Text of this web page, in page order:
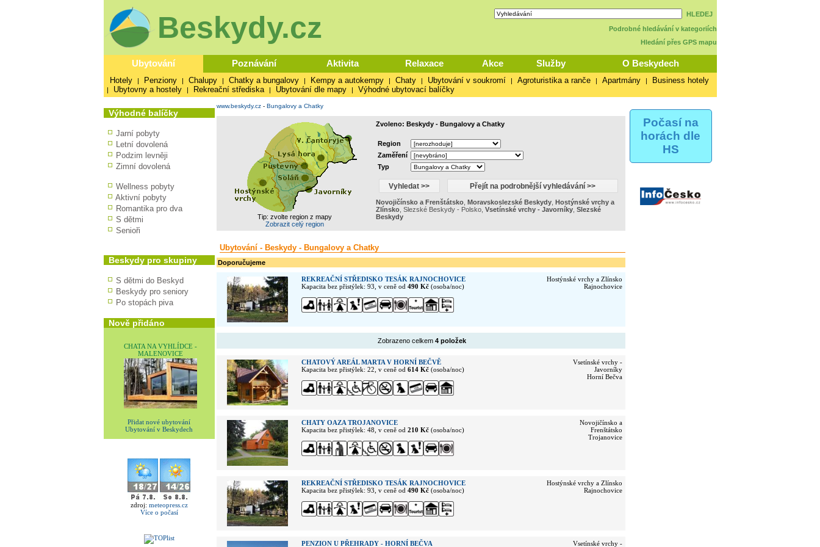
Beskydy.cz
HLEDEJ
Podrobné hledávání v kategoriích
Hledání přes GPS mapu
Ubytování Poznávání Aktivita Relaxace Akce Služby O Beskydech
Hotely | Penziony | Chalupy | Chatky a bungalovy | Kempy a autokempy | Chaty | Ubytování v soukromí | Agroturistika a ranče | Apartmány | Business hotely
| Ubytovny a hostely | Rekreační střediska | Ubytování dle mapy | Výhodné ubytovací balíčky
Počasí na
horách dle
HS
Výhodné balíčky
Jarní pobyty
Letní dovolená
Podzim levněji
Zimní dovolená
Wellness pobyty
Aktivní pobyty
Romantika pro dva
S dětmi
Senioři
Beskydy pro skupiny
S dětmi do Beskyd
Beskydy pro seniory
Po stopách piva
Nově přidáno
CHATA NA VYHLÍDCE -
MALENOVICE
Přidat nové ubytování
Ubytování v Beskydech
zdroj: meteopress.cz
Více o počasí
www.beskydy.cz- Bungalovy a Chatky
Tip: zvolte region z mapy
Zobrazit celý region
Zvoleno: Beskydy - Bungalovy a Chatky
Region
Zaměření
Typ
Novojičínsko a Frenštátsko, Moravskoslezské Beskydy, Hostýnské vrchy a
Zlínsko, Slezské Beskydy - Polsko, Vsetínské vrchy - Javorníky, Slezské
Beskydy
Ubytování - Beskydy - Bungalovy a Chatky
Doporučujeme
REKREAČNÍ STŘEDISKO TESÁK RAJNOCHOVICE
Kapacita bez přistýlek: 93, v ceně od 490 Kč(osoba/noc)
Hostýnské vrchy a Zlínsko
Rajnochovice
Zobrazeno celkem 4 položek
CHATOVÝ AREÁL MARTA V HORNÍ BEČVĚ
Kapacita bez přistýlek: 22, v ceně od 614 Kč(osoba/noc)
Vsetínské vrchy -
Javorníky
Horní Bečva
CHATY OAZA TROJANOVICE
Kapacita bez přistýlek: 48, v ceně od 210 Kč(osoba/noc)
Novojičínsko a
Frenštátsko
Trojanovice
REKREAČNÍ STŘEDISKO TESÁK RAJNOCHOVICE
Kapacita bez přistýlek: 93, v ceně od 490 Kč(osoba/noc)
Hostýnské vrchy a Zlínsko
Rajnochovice
PENZION U PŘEHRADY - HORNÍ BEČVA Vsetínské vrchy -